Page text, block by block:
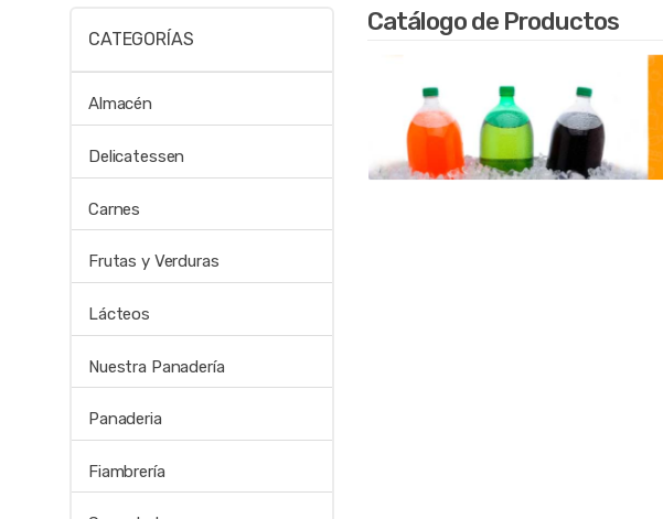
r
Catálogo de Productos
CATEGORÍAS
Almacén
Delicatessen
Carnes
Frutas y Verduras
Lácteos
Nuestra Panadería
Panaderia
Fiambrería